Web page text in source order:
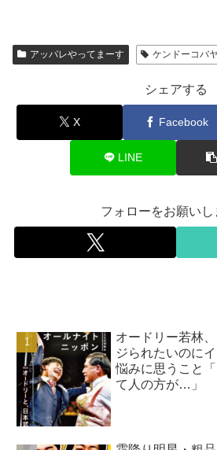
アッパレやってまーす ケンドーコバ
シェアする
X Facebook
LINE
フォローをお願いし
オードリー若林
ジられたいのに
悩みに思うこと
て人の方が…」